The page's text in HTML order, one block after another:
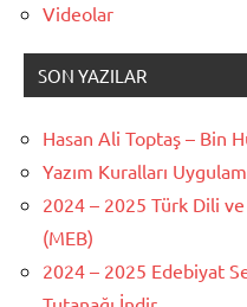
Videolar
SON YAZILAR
Hasan Ali Toptaş – Bin
Yazım Kuralları
2024 – 2025 Türk Dili ve
(MEB)
2024 – 2025 Edebiyat